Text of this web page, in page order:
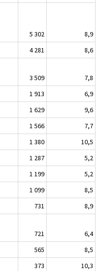
5 302
8,9
4 281
8,6
3 509
7,8
1 913
6,9
1 629
9,6
1 566
7,7
1 380
10,5
1 287
5,2
1 199
5,2
1 099
8,5
731
8,9
721
6,4
565
8,5
373
10,3